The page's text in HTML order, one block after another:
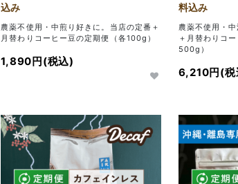
込み
農薬不使用・中煎り好きに。当店の定番＋
月替わりコーヒー豆の定期便（各100g）
1,890円(税込)
料込み
農薬不使用・
＋月替わりコ
500g）
6,210円(税